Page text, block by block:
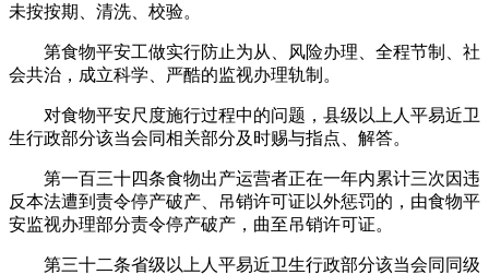
未按按期、清洗、校验。
第食物平安工做实行防止为从、风险办理、全程节制、社
会共治，成立科学、严酷的监视办理轨制。
对食物平安尺度施行过程中的问题，县级以上人平易近卫
生行政部分该当会同相关部分及时赐与指点、解答。
第一百三十四条食物出产运营者正在一年内累计三次因违
反本法遭到责令停产破产、吊销许可证以外惩罚的，由食物平
安监视办理部分责令停产破产，曲至吊销许可证。
第三十二条省级以上人平易近卫生行政部分该当会同同级